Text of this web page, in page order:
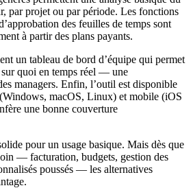
par projet ou par période. Les fonctions
des feuilles de temps sont
à partir des plans payants.
un tableau de bord d’équipe qui permet
quoi en temps réel — une
managers. Enfin, l’outil est disponible
macOS, Linux) et mobile (iOS
une bonne couverture
pour un usage basique. Mais dès que
— facturation, budgets, gestion des
poussés — les alternatives